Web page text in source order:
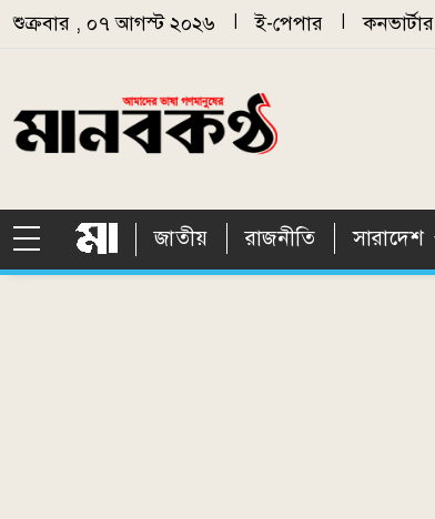
Skip to main content
শুক্রবার , ০৭ আগস্ট ২০২৬ ই-পেপার কনভার্টার
জাতীয় রাজনীতি সারাদেশ